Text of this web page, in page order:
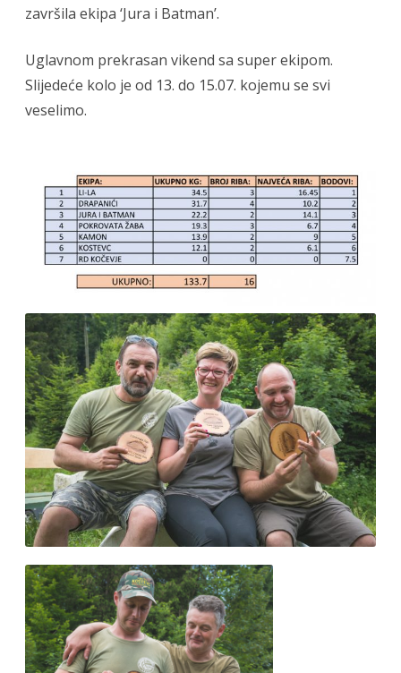
završila ekipa ‘Jura i Batman’.
Uglavnom prekrasan vikend sa super ekipom.
Slijedeće kolo je od 13. do 15.07. kojemu se svi
veselimo.